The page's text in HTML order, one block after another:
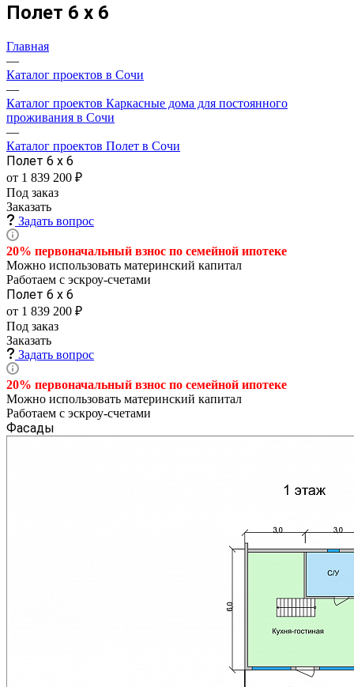
Полет 6 х 6
Главная
—
Каталог проектов в Сочи
—
Каталог проектов Каркасные дома для постоянного
проживания в Сочи
—
Каталог проектов Полет в Сочи
Полет 6 х 6
от 1 839 200 ₽
Под заказ
Заказать
Задать вопрос
20% первоначальный взнос по семейной ипотеке
Можно использовать материнский капитал
Работаем с эскроу-счетами
Полет 6 х 6
от 1 839 200 ₽
Под заказ
Заказать
Задать вопрос
20% первоначальный взнос по семейной ипотеке
Можно использовать материнский капитал
Работаем с эскроу-счетами
Фасады